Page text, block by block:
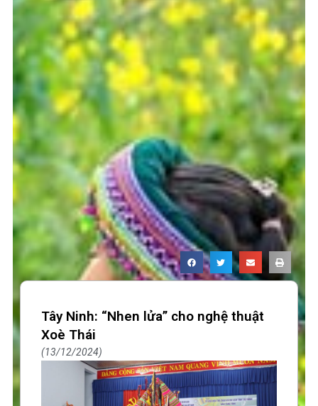
Tây Ninh: “Nhen lửa” cho nghệ thuật
Xoè Thái
13/12/2024